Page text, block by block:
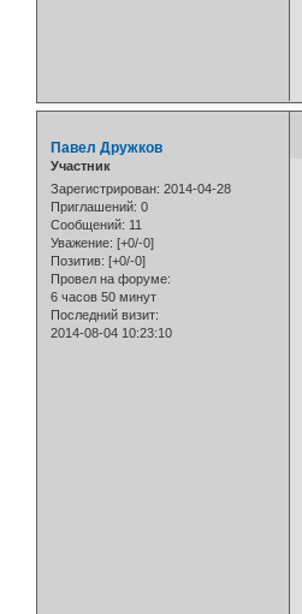
Павел Дружков
Участник
Зарегистрирован: 2014-04-28
Приглашений: 0
Сообщений: 11
Уважение: [+0/-0]
Позитив: [+0/-0]
Провел на форуме:
6 часов 50 минут
Последний визит:
2014-08-04 10:23:10